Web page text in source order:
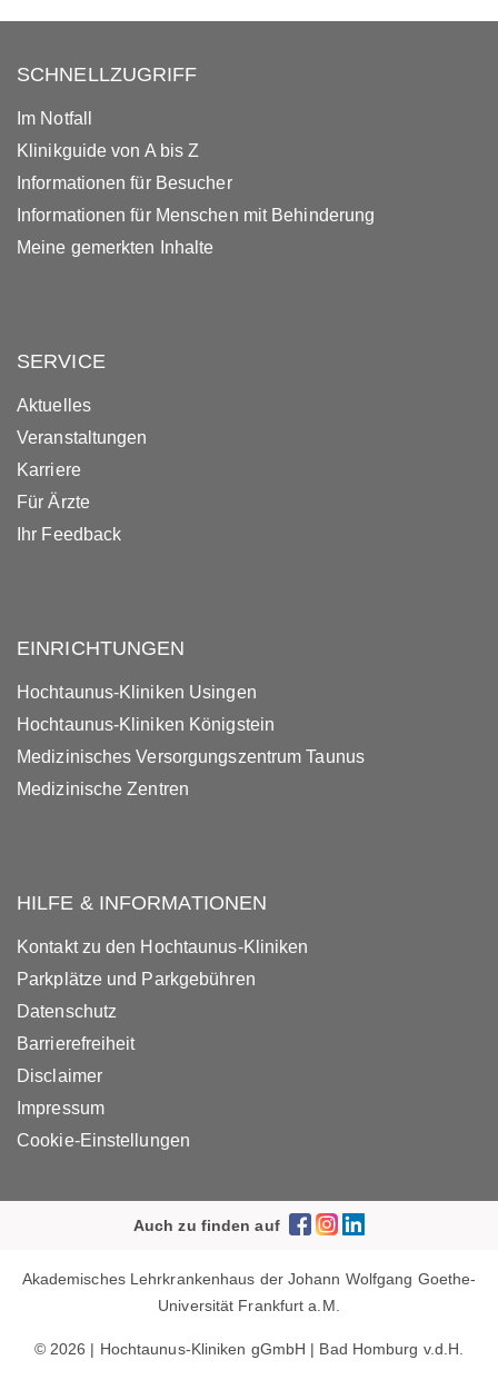
SCHNELLZUGRIFF
Im Notfall
Klinikguide von A bis Z
Informationen für Besucher
Informationen für Menschen mit Behinderung
Meine gemerkten Inhalte
SERVICE
Aktuelles
Veranstaltungen
Karriere
Für Ärzte
Ihr Feedback
EINRICHTUNGEN
Hochtaunus-Kliniken Usingen
Hochtaunus-Kliniken Königstein
Medizinisches Versorgungszentrum Taunus
Medizinische Zentren
HILFE & INFORMATIONEN
Kontakt zu den Hochtaunus-Kliniken
Parkplätze und Parkgebühren
Datenschutz
Barrierefreiheit
Disclaimer
Impressum
Cookie-Einstellungen
Auch zu finden auf
Akademisches Lehrkrankenhaus der Johann Wolfgang Goethe-
Universität Frankfurt a.M.
© 2026 | Hochtaunus-Kliniken gGmbH | Bad Homburg v.d.H.